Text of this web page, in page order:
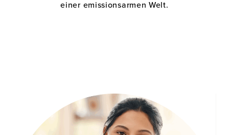
einer emissionsarmen Welt.